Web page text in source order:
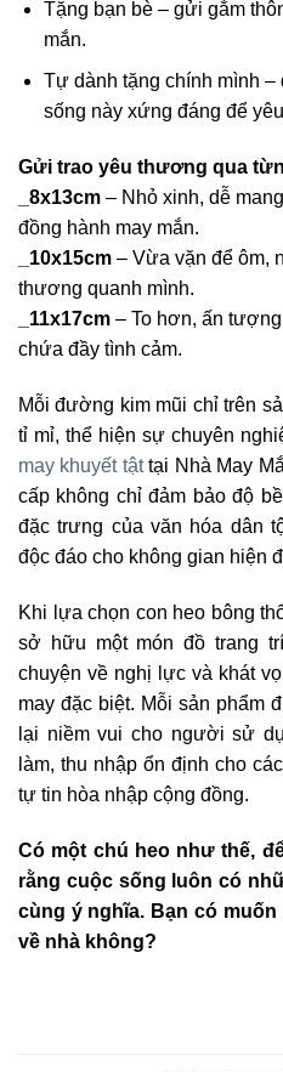
Tặng bạn bè – gửi gắm
mắn.
Tự dành tặng chính mình
sống này xứng đáng để
Gửi trao yêu thương qua
_8x13cm – Nhỏ xinh, dễ
đồng hành may mắn.
_10x15cm – Vừa vặn để ôm,
thương quanh mình.
_11x17cm – To hơn, ấn
chứa đầy tình cảm.
Mỗi đường kim mũi chỉ trên
tỉ mỉ, thể hiện sự chuyên
may khuyết tậttại Nhà May
cấp không chỉ đảm bảo độ
đặc trưng của văn hóa dân
độc đáo cho không gian hiện
Khi lựa chọn con heo bông
sở hữu một món đồ trang
chuyện về nghị lực và khát
may đặc biệt. Mỗi sản phẩm
lại niềm vui cho người sử
làm, thu nhập ổn định cho
tự tin hòa nhập cộng đồng.
Có một chú heo như thế,
rằng cuộc sống luôn có
cùng ý nghĩa. Bạn có
về nhà không?